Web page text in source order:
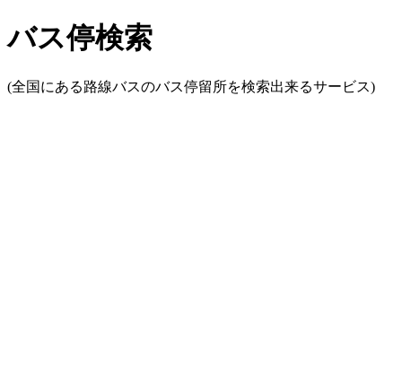
バス停検索
(全国にある路線バスのバス停留所を検索出来るサービス)